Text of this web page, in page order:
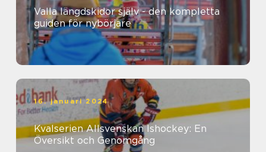
Valla längdskidor själv - den kompletta
guiden för nybörjare
16. januari 2024
Kvalserien Allsvenskan Ishockey: En
Översikt och Genomgång